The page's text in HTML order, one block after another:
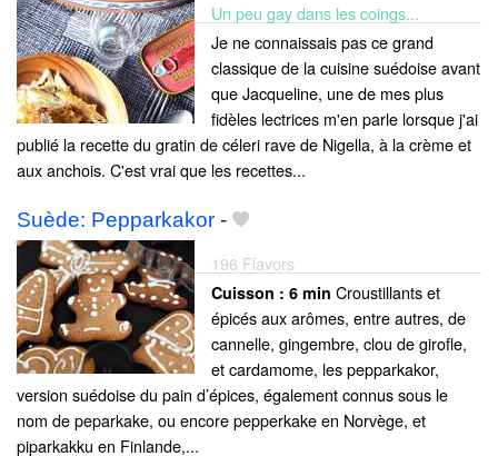
Un peu gay dans les coings...
Je ne connaissais pas ce grand
classique de la cuisine suédoise avant
que Jacqueline, une de mes plus
fidèles lectrices m'en parle lorsque j'ai
publié la recette du gratin de céleri rave de Nigella, à la crème et
aux anchois. C'est vrai que les recettes...
Suède: Pepparkakor -
196 Flavors
Cuisson : 6 min Croustillants et
épicés aux arômes, entre autres, de
cannelle, gingembre, clou de girofle,
et cardamome, les pepparkakor,
version suédoise du pain d’épices, également connus sous le
nom de peparkake, ou encore pepperkake en Norvège, et
piparkakku en Finlande,...